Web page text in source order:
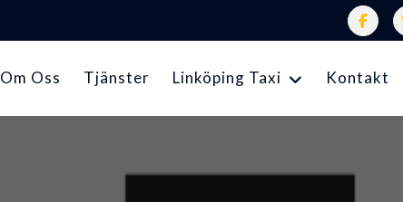
Om Oss Tjänster Linköping Taxi Kontakt